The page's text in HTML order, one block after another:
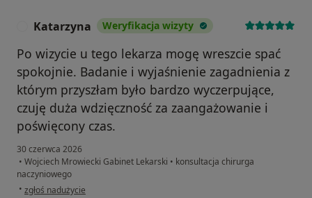
Katarzyna Weryfikacja wizyty
Po wizycie u tego lekarza mogę wreszcie spać
spokojnie. Badanie i wyjaśnienie zagadnienia z
którym przyszłam było bardzo wyczerpujące,
czuję duża wdzięczność za zaangażowanie i
poświęcony czas.
30 czerwca 2026
• Wojciech Mrowiecki Gabinet Lekarski • konsultacja chirurga
naczyniowego
• w opinii użytkownika Katarzyna
zgłoś nadużycie